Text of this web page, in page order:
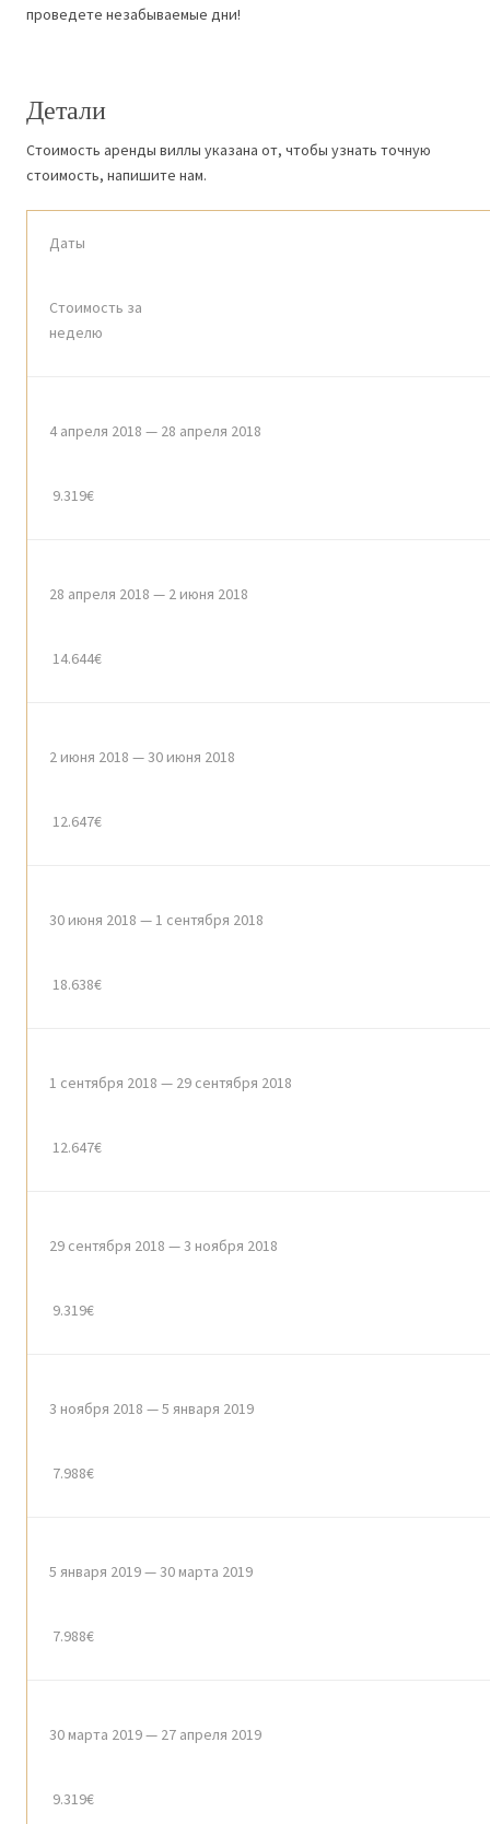
проведете незабываемые дни!
Детали
Стоимость аренды виллы указана от, чтобы узнать точную
стоимость, напишите нам.
Даты
Стоимость за
неделю
4 апреля 2018 — 28 апреля 2018
9.319€
28 апреля 2018 — 2 июня 2018
14.644€
2 июня 2018 — 30 июня 2018
12.647€
30 июня 2018 — 1 сентября 2018
18.638€
1 сентября 2018 — 29 сентября 2018
12.647€
29 сентября 2018 — 3 ноября 2018
9.319€
3 ноября 2018 — 5 января 2019
7.988€
5 января 2019 — 30 марта 2019
7.988€
30 марта 2019 — 27 апреля 2019
9.319€